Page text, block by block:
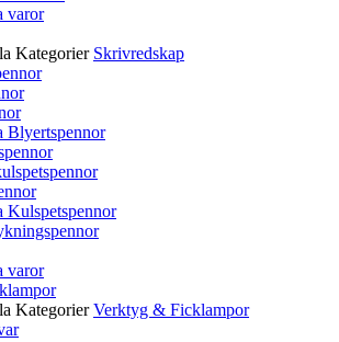
varor
Kategorier Skrivredskap
Blyertspennor
Kulspetspennor
varor
Kategorier Verktyg & Ficklampor